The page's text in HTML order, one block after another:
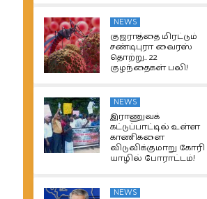
NEWS
குஜராத்தை மிரட்டும்
சண்டிபுரா வைரஸ்
தொற்று.. 22
குழந்தைகள் பலி!
NEWS
இராணுவக்
கட்டுப்பாட்டில் உள்ள
காணிகளை
விடுவிக்குமாறு கோரி
யாழில் போராட்டம்!
NEWS